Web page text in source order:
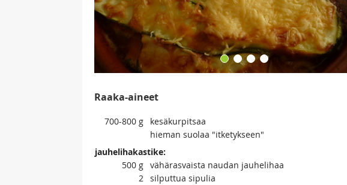
Raaka-aineet
700-800 g
kesäkurpitsaa
hieman suolaa "itketykseen"
jauhelihakastike:
500 g vähärasvaista naudan jauhelihaa
2 silputtua sipulia